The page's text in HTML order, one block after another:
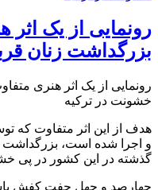
رونمایی از یک اثر
بزرگداشت زنان
رونمایی از یک اثر هنری
خشونت در ترکیه
هدف از این اثر متفاوت که
گذشته در این کشور در پی
چهارصد و چهل جفت کفش